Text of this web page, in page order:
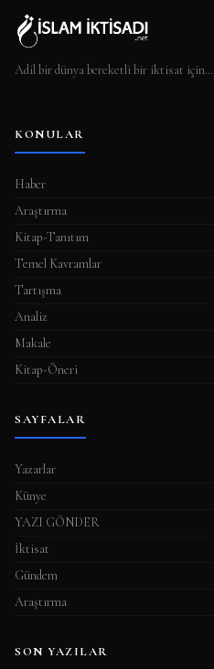
Adil bir dünya bereketli bir iktisat için…
KONULAR
Haber
Araştırma
Kitap-Tanıtım
Temel Kavramlar
Tartışma
Analiz
Makale
Kitap-Öneri
SAYFALAR
Yazarlar
Künye
YAZI GÖNDER
İktisat
Gündem
Araştırma
SON YAZILAR